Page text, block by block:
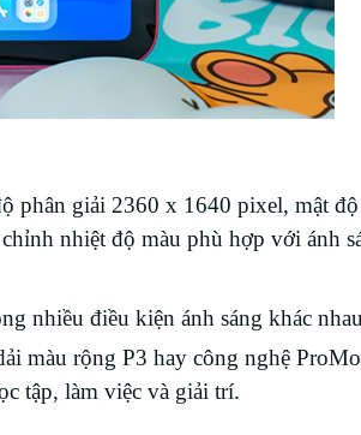
phân giải 2360 x 1640 pixel, mật
nhiệt độ màu phù hợp với ánh
nhiều điều kiện ánh sáng khác
màu rộng P3 hay công nghệ
tập, làm việc và giải trí.